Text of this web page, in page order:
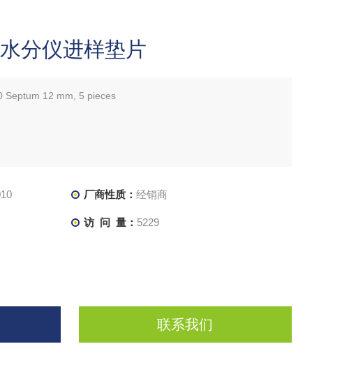
分仪进样垫片
Septum 12 mm, 5 pieces
厂商性质： 经销商
访 问 量： 5229
联系我们